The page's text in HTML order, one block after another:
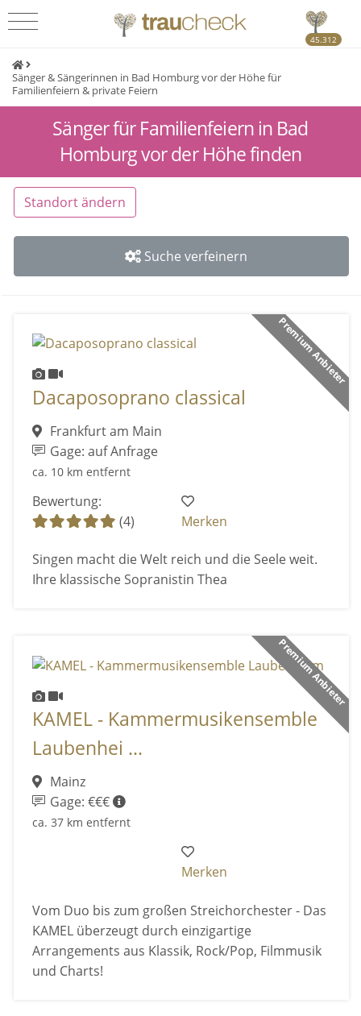
45.312
Sänger & Sängerinnen in Bad Homburg vor der Höhe für
Familienfeiern & private Feiern
Sänger für Familienfeiern in Bad
Homburg vor der Höhe finden
Standort ändern
Suche verfeinern
Premium Anbieter
Dacaposoprano classical
Frankfurt am Main
Gage: auf Anfrage
ca. 10 km entfernt
Bewertung:
(4)
Merken
Singen macht die Welt reich und die Seele weit.
Ihre klassische Sopranistin Thea
Premium Anbieter
KAMEL - Kammermusikensemble
Laubenhei ...
Mainz
Gage: €€€
ca. 37 km entfernt
Merken
Vom Duo bis zum großen Streichorchester - Das
KAMEL überzeugt durch einzigartige
Arrangements aus Klassik, Rock/Pop, Filmmusik
und Charts!